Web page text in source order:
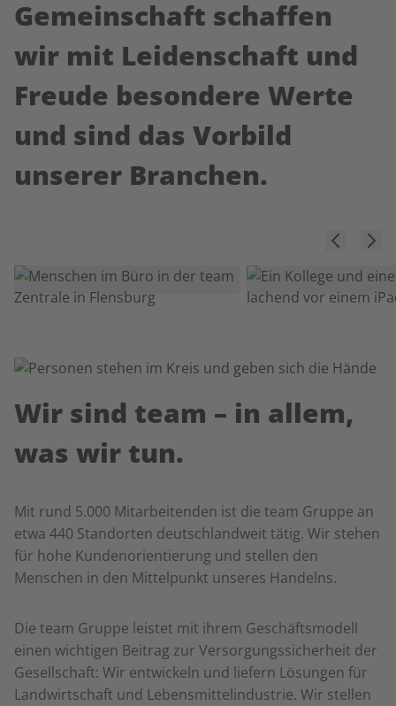
Gemeinschaft schaffen
wir mit Leidenschaft und
Freude besondere Werte
und sind das Vorbild
unserer Branchen.
Wir sind team – in allem,
was wir tun.
Mit rund 5.000 Mitarbeitenden ist die team Gruppe an
etwa 440 Standorten deutschlandweit tätig. Wir stehen
für hohe Kundenorientierung und stellen den
Menschen in den Mittelpunkt unseres Handelns.
Die team Gruppe leistet mit ihrem Geschäftsmodell
einen wichtigen Beitrag zur Versorgungssicherheit der
Gesellschaft: Wir entwickeln und liefern Lösungen für
Landwirtschaft und Lebensmittelindustrie. Wir stellen